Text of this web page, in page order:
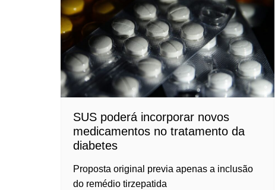
SUS poderá incorporar novos
medicamentos no tratamento da
diabetes
Proposta original previa apenas a inclusão
do remédio tirzepatida